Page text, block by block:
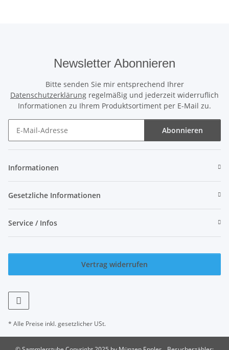
Newsletter Abonnieren
Bitte senden Sie mir entsprechend Ihrer
Datenschutzerklärung regelmäßig und jederzeit widerruflich
Informationen zu Ihrem Produktsortiment per E-Mail zu.
Abonnieren
Informationen
Gesetzliche Informationen
Service / Infos
Vertrag widerrufen
* Alle Preise inkl. gesetzlicher USt.